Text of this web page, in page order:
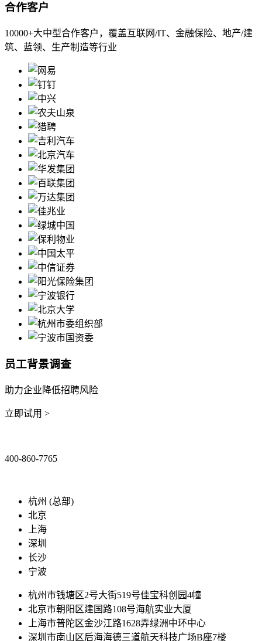
合作客户
10000+大中型合作客户，覆盖互联网/IT、金融保险、地产/建
筑、蓝领、生产制造等行业
员工背景调查
助力企业降低招聘风险
立即试用 >
400-860-7765
杭州 (总部)
北京
上海
深圳
长沙
宁波
杭州市钱塘区2号大街519号佳宝科创园4幢
北京市朝阳区建国路108号海航实业大厦
上海市普陀区金沙江路1628弄绿洲中环中心
深圳市南山区后海海德三道航天科技广场B座7楼